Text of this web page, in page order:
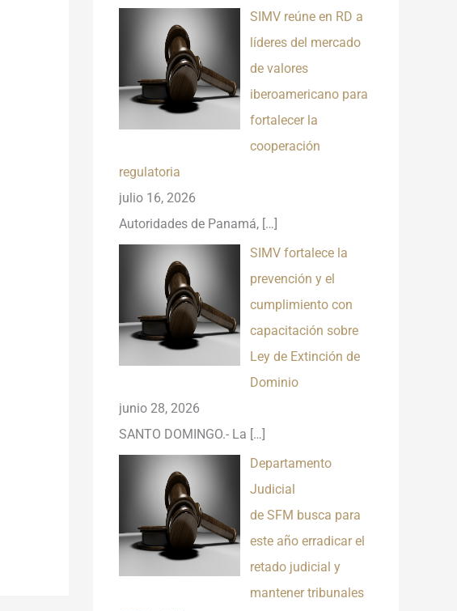
SIMV reúne en RD a
líderes del mercado
de valores
iberoamericano para
fortalecer la
cooperación
regulatoria
julio 16, 2026
Autoridades de Panamá, […]
SIMV fortalece la
prevención y el
cumplimiento con
capacitación sobre
Ley de Extinción de
Dominio
junio 28, 2026
SANTO DOMINGO.- La […]
Departamento
Judicial
de SFM busca para
este año erradicar el
retado judicial y
mantener tribunales